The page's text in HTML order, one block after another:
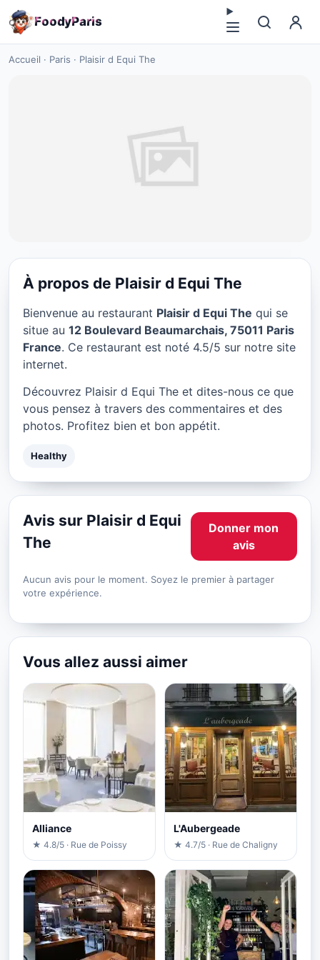
FoodyParis
Accueil · Paris · Plaisir d Equi The
Plaisir d Equi The à Paris
★ 4.5/5
À propos de Plaisir d Equi The
Bienvenue au restaurant Plaisir d Equi The qui se
situe au 12 Boulevard Beaumarchais, 75011 Paris
France. Ce restaurant est noté 4.5/5 sur notre site
internet.
Découvrez Plaisir d Equi The et dites-nous ce que
vous pensez à travers des commentaires et des
photos. Profitez bien et bon appétit.
Healthy
Avis sur Plaisir d Equi
The
Donner mon
avis
Aucun avis pour le moment. Soyez le premier à partager
votre expérience.
Vous allez aussi aimer
Alliance
★ 4.8/5 · Rue de Poissy
L'Aubergeade
★ 4.7/5 · Rue de Chaligny